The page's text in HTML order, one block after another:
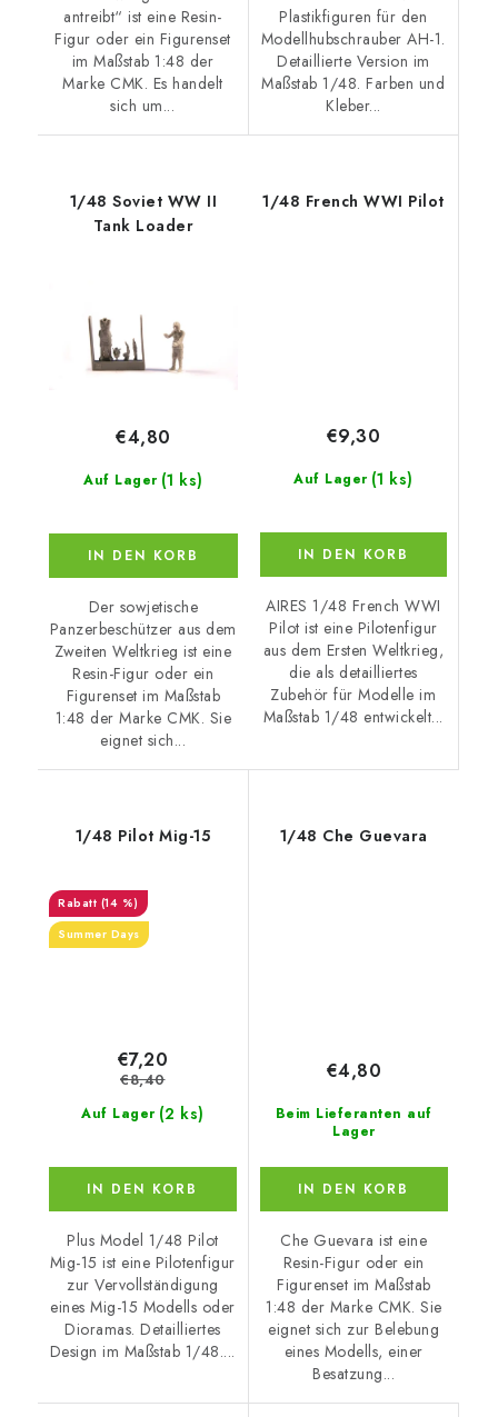
antreibt“ ist eine Resin-
Figur oder ein Figurenset
im Maßstab 1:48 der
Marke CMK. Es handelt
sich um...
Plastikfiguren für den
Modellhubschrauber AH-1.
Detaillierte Version im
Maßstab 1/48. Farben und
Kleber...
1/48 Soviet WW II
Tank Loader
Auf Lager (1 ks)
€4,80
IN DEN KORB
Der sowjetische
Panzerbeschützer aus dem
Zweiten Weltkrieg ist eine
Resin-Figur oder ein
Figurenset im Maßstab
1:48 der Marke CMK. Sie
eignet sich...
1/48 French WWI Pilot
Auf Lager (1 ks)
€9,30
IN DEN KORB
AIRES 1/48 French WWI
Pilot ist eine Pilotenfigur
aus dem Ersten Weltkrieg,
die als detailliertes
Zubehör für Modelle im
Maßstab 1/48 entwickelt...
1/48 Pilot Mig-15
(14 %)
Summer Days
Auf Lager (2 ks)
€7,20
€8,40
IN DEN KORB
Plus Model 1/48 Pilot
Mig-15 ist eine Pilotenfigur
zur Vervollständigung
eines Mig-15 Modells oder
Dioramas. Detailliertes
Design im Maßstab 1/48....
1/48 Che Guevara
Beim Lieferanten auf
Lager
€4,80
IN DEN KORB
Che Guevara ist eine
Resin-Figur oder ein
Figurenset im Maßstab
1:48 der Marke CMK. Sie
eignet sich zur Belebung
eines Modells, einer
Besatzung...